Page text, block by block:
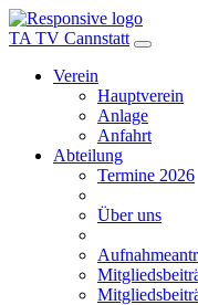
TA TV Cannstatt
Verein
Hauptverein
Anlage
Anfahrt
Abteilung
Termine 2026
Über uns